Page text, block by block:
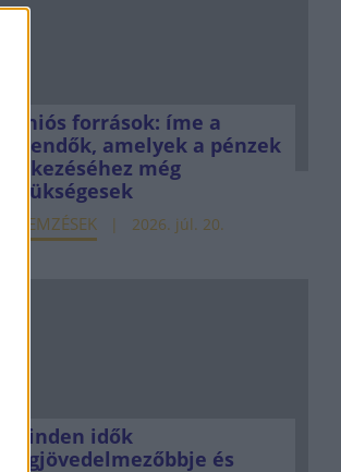
Uniós források: íme a
teendők, amelyek a pénzek
érkezéséhez még
szükségesek
ELEMZÉSEK 2026. júl. 20.
Minden idők
legjövedelmezőbbje és